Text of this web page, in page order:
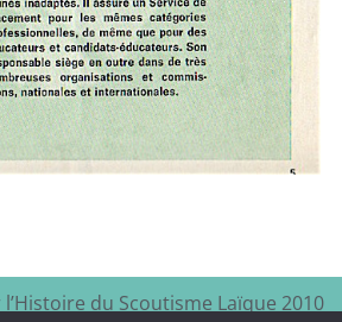
du Scoutisme Laïque 2010